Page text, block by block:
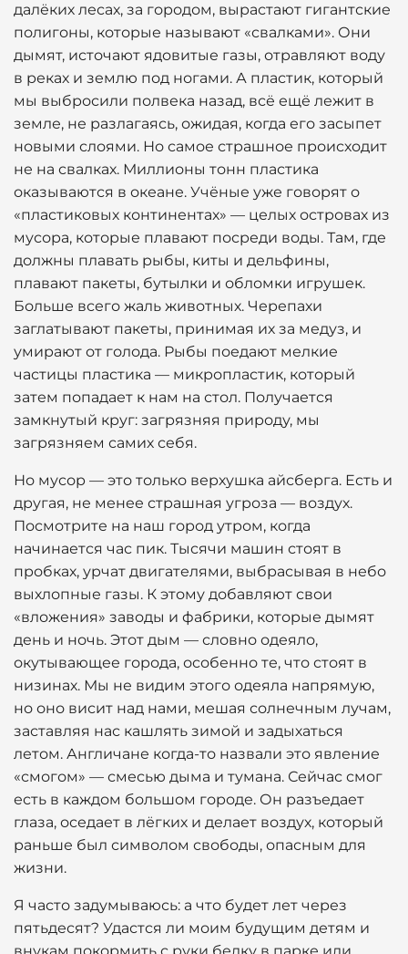
далёких лесах, за городом, вырастают гигантские
полигоны, которые называют «свалками». Они
дымят, источают ядовитые газы, отравляют воду
в реках и землю под ногами. А пластик, который
мы выбросили полвека назад, всё ещё лежит в
земле, не разлагаясь, ожидая, когда его засыпет
новыми слоями. Но самое страшное происходит
не на свалках. Миллионы тонн пластика
оказываются в океане. Учёные уже говорят о
«пластиковых континентах» — целых островах из
мусора, которые плавают посреди воды. Там, где
должны плавать рыбы, киты и дельфины,
плавают пакеты, бутылки и обломки игрушек.
Больше всего жаль животных. Черепахи
заглатывают пакеты, принимая их за медуз, и
умирают от голода. Рыбы поедают мелкие
частицы пластика — микропластик, который
затем попадает к нам на стол. Получается
замкнутый круг: загрязняя природу, мы
загрязняем самих себя.
Но мусор — это только верхушка айсберга. Есть и
другая, не менее страшная угроза — воздух.
Посмотрите на наш город утром, когда
начинается час пик. Тысячи машин стоят в
пробках, урчат двигателями, выбрасывая в небо
выхлопные газы. К этому добавляют свои
«вложения» заводы и фабрики, которые дымят
день и ночь. Этот дым — словно одеяло,
окутывающее города, особенно те, что стоят в
низинах. Мы не видим этого одеяла напрямую,
но оно висит над нами, мешая солнечным лучам,
заставляя нас кашлять зимой и задыхаться
летом. Англичане когда-то назвали это явление
«смогом» — смесью дыма и тумана. Сейчас смог
есть в каждом большом городе. Он разъедает
глаза, оседает в лёгких и делает воздух, который
раньше был символом свободы, опасным для
жизни.
Я часто задумываюсь: а что будет лет через
пятьдесят? Удастся ли моим будущим детям и